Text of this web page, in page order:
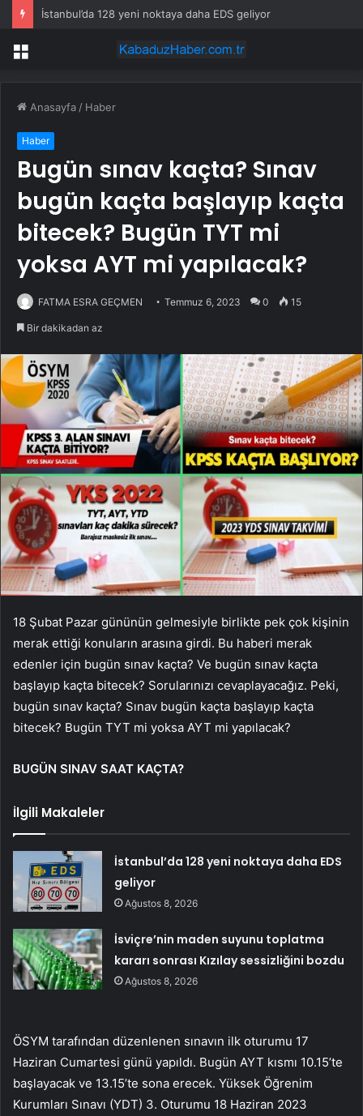
İstanbul’da 128 yeni noktaya daha EDS geliyor
Menü
Anasayfa / Haber
Haber
Bugün sınav kaçta? Sınav
bugün kaçta başlayıp kaçta
bitecek? Bugün TYT mi
yoksa AYT mi yapılacak?
FATMA ESRA GEÇMEN Temmuz 6, 2023 0 15
Bir dakikadan az
18 Şubat Pazar gününün gelmesiyle birlikte pek çok kişinin
merak ettiği konuların arasına girdi. Bu haberi merak
edenler için bugün sınav kaçta? Ve bugün sınav kaçta
başlayıp kaçta bitecek? Sorularınızı cevaplayacağız. Peki,
bugün sınav kaçta? Sınav bugün kaçta başlayıp kaçta
bitecek? Bugün TYT mi yoksa AYT mi yapılacak?
BUGÜN SINAV SAAT KAÇTA?
İlgili Makaleler
İstanbul’da 128 yeni noktaya daha EDS
geliyor
Ağustos 8, 2026
İsviçre’nin maden suyunu toplatma
kararı sonrası Kızılay sessizliğini bozdu
Ağustos 8, 2026
ÖSYM tarafından düzenlenen sınavın ilk oturumu 17
Haziran Cumartesi günü yapıldı. Bugün AYT kısmı 10.15’te
başlayacak ve 13.15’te sona erecek. Yüksek Öğrenim
Kurumları Sınavı (YDT) 3. Oturumu 18 Haziran 2023